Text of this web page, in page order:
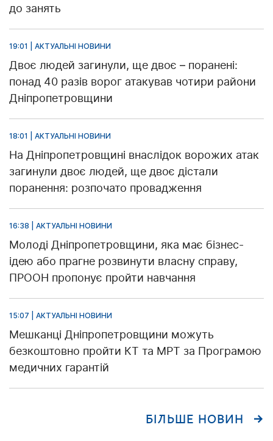
до занять
19:01 | АКТУАЛЬНІ НОВИНИ
Двоє людей загинули, ще двоє – поранені:
понад 40 разів ворог атакував чотири райони
Дніпропетровщини
18:01 | АКТУАЛЬНІ НОВИНИ
На Дніпропетровщині внаслідок ворожих атак
загинули двоє людей, ще двоє дістали
поранення: розпочато провадження
16:38 | АКТУАЛЬНІ НОВИНИ
Молоді Дніпропетровщини, яка має бізнес-
ідею або прагне розвинути власну справу,
ПРООН пропонує пройти навчання
15:07 | АКТУАЛЬНІ НОВИНИ
Мешканці Дніпропетровщини можуть
безкоштовно пройти КТ та МРТ за Програмою
медичних гарантій
БІЛЬШЕ НОВИН